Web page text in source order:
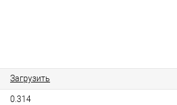
Загрузить
0.314